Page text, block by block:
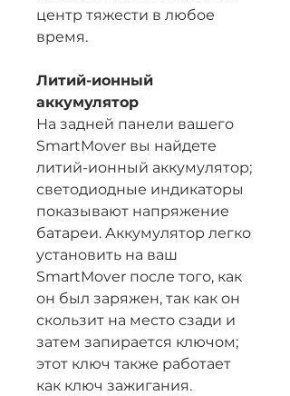
центр тяжести в любое
время.
Литий-ионный
аккумулятор
На задней панели вашего
SmartMover вы найдете
литий-ионный аккумулятор;
светодиодные индикаторы
показывают напряжение
батареи. Аккумулятор легко
установить на ваш
SmartMover после того, как
он был заряжен, так как он
скользит на место сзади и
затем запирается ключом;
этот ключ также работает
как ключ зажигания.